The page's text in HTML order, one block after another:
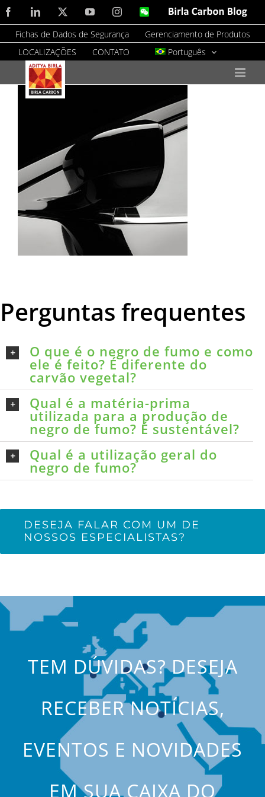
Skip
to
content
FacebookLinkedIn YouTubeInstagramWeChatBirla
Blog
Fichas de Dados de Segurança
Gerenciamento de Produtos
LOCALIZAÇÕES
CONTATO Português
Perguntas frequentes
O que é o negro de fumo e como
ele é feito? É diferente do
carvão vegetal?
Qual é a matéria-prima
utilizada para a produção de
negro de fumo? É sustentável?
Qual é a utilização geral do
negro de fumo?
DESEJA FALAR COM UM DE
NOSSOS ESPECIALISTAS?
TEM DÚVIDAS? DESEJA
RECEBER NOTÍCIAS,
EVENTOS E NOVIDADES
EM SUA CAIXA DO